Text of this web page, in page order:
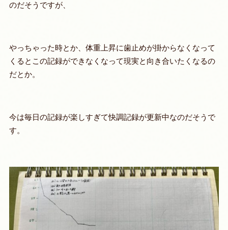
のだそうですが、
やっちゃった時とか、体重上昇に歯止めが掛からなくなって
くるとこの記録ができなくなって現実と向き合いたくなるの
だとか。
今は毎日の記録が楽しすぎて快調記録が更新中なのだそうで
す。